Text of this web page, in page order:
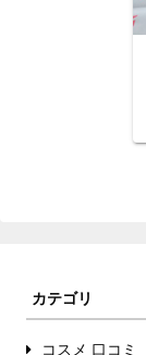
カテゴリ
コスメ 口コミ